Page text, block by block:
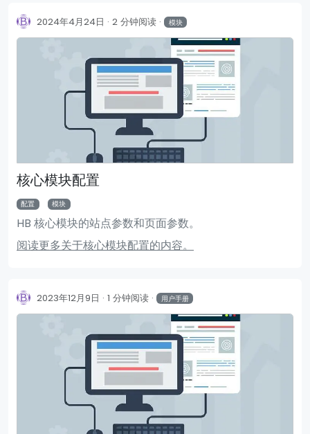
2024年4月24日 2 分钟阅读 模块
核心模块配置
配置 模块
HB 核心模块的站点参数和页面参数。
阅读更多关于核心模块配置的内容。
2023年12月9日 1 分钟阅读 用户手册